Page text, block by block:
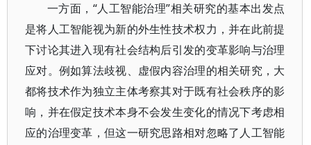
一方面，“人工智能治理”相关研究的基本出发点
是将人工智能视为新的外生性技术权力，并在此前提
下讨论其进入现有社会结构后引发的变革影响与治理
应对。例如算法歧视、虚假内容治理的相关研究，大
都将技术作为独立主体考察其对于既有社会秩序的影
响，并在假定技术本身不会发生变化的情况下考虑相
应的治理变革，但这一研究思路相对忽略了人工智能